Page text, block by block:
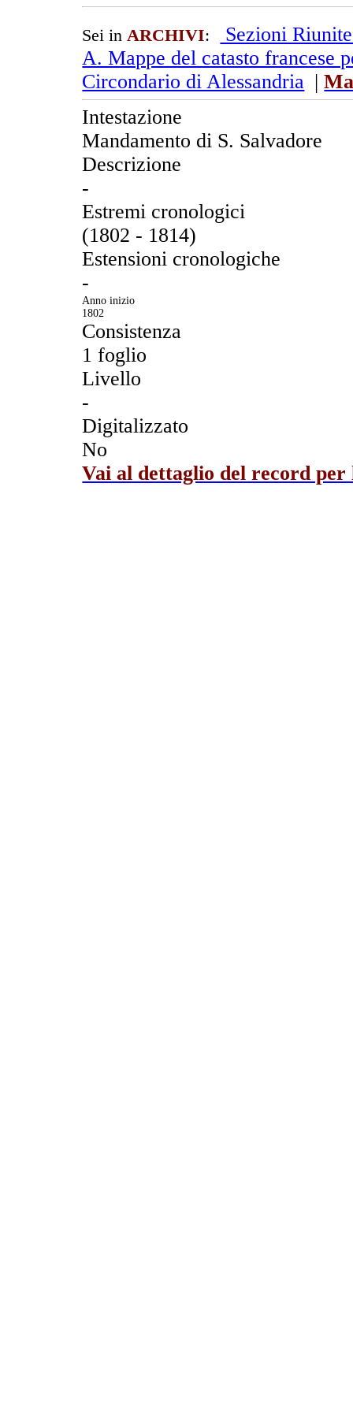
Sei inARCHIVI:
Sezioni
A. Mappe del catasto francese
Circondario di Alessandria |
Intestazione
Mandamento di S. Salvadore
Descrizione
-
Estremi cronologici
(1802 - 1814)
Estensioni cronologiche
-
Anno inizio
1802
Consistenza
1 foglio
Livello
-
Digitalizzato
No
Vai al dettaglio del record per